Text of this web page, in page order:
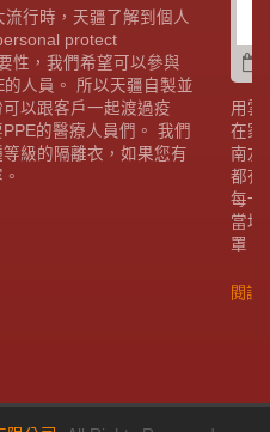
行時，天疆了解到個人
protect
性，我們希望可以參與
的人員。 所以天疆自製並
以跟客戶一起渡過疫
的醫療人員們。 我們
級的隔離衣，如果您有
用雲
在家
南友
都有
每一
當地
罩。
閱讀